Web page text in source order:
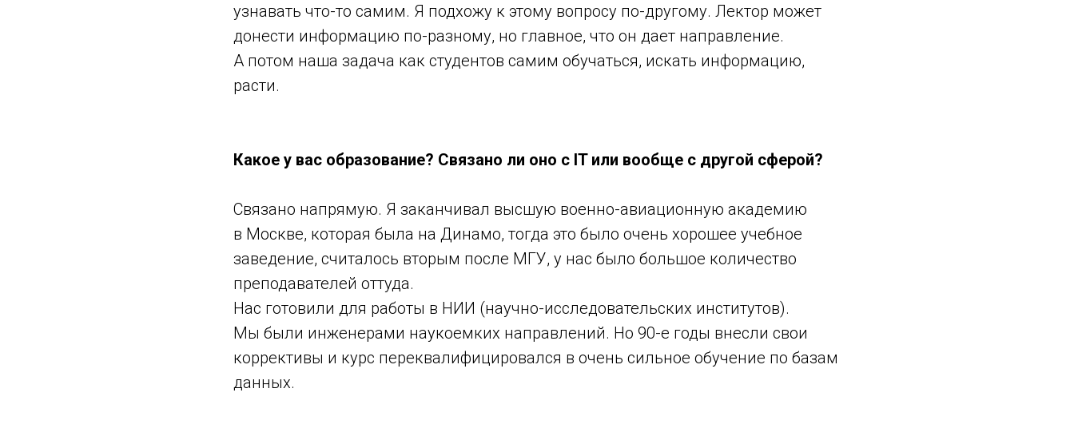
узнавать что-то самим. Я подхожу к этому вопросу по-другому. Лектор может
донести информацию по-разному, но главное, что он дает направление.
А потом наша задача как студентов самим обучаться, искать информацию,
расти.
Какое у вас образование? Связано ли оно с IT или вообще с другой сферой?
Связано напрямую. Я заканчивал высшую военно-авиационную академию
в Москве, которая была на Динамо, тогда это было очень хорошее учебное
заведение, считалось вторым после МГУ, у нас было большое количество
преподавателей оттуда.
Нас готовили для работы в НИИ (научно-исследовательских институтов).
Мы были инженерами наукоемких направлений. Но 90-е годы внесли свои
коррективы и курс переквалифицировался в очень сильное обучение по базам
данных.